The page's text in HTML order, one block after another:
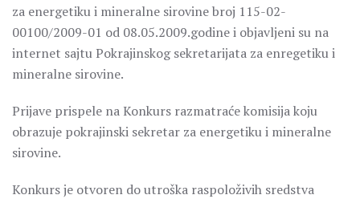
za energetiku i mineralne sirovine broj 115-02-
00100/2009-01 od 08.05.2009.godine i objavljeni su na
internet sajtu Pokrajinskog sekretarijata za enregetiku i
mineralne sirovine.
Prijave prispele na Konkurs razmatraće komisija koju
obrazuje pokrajinski sekretar za energetiku i mineralne
sirovine.
Konkurs je otvoren do utroška raspoloživih sredstva